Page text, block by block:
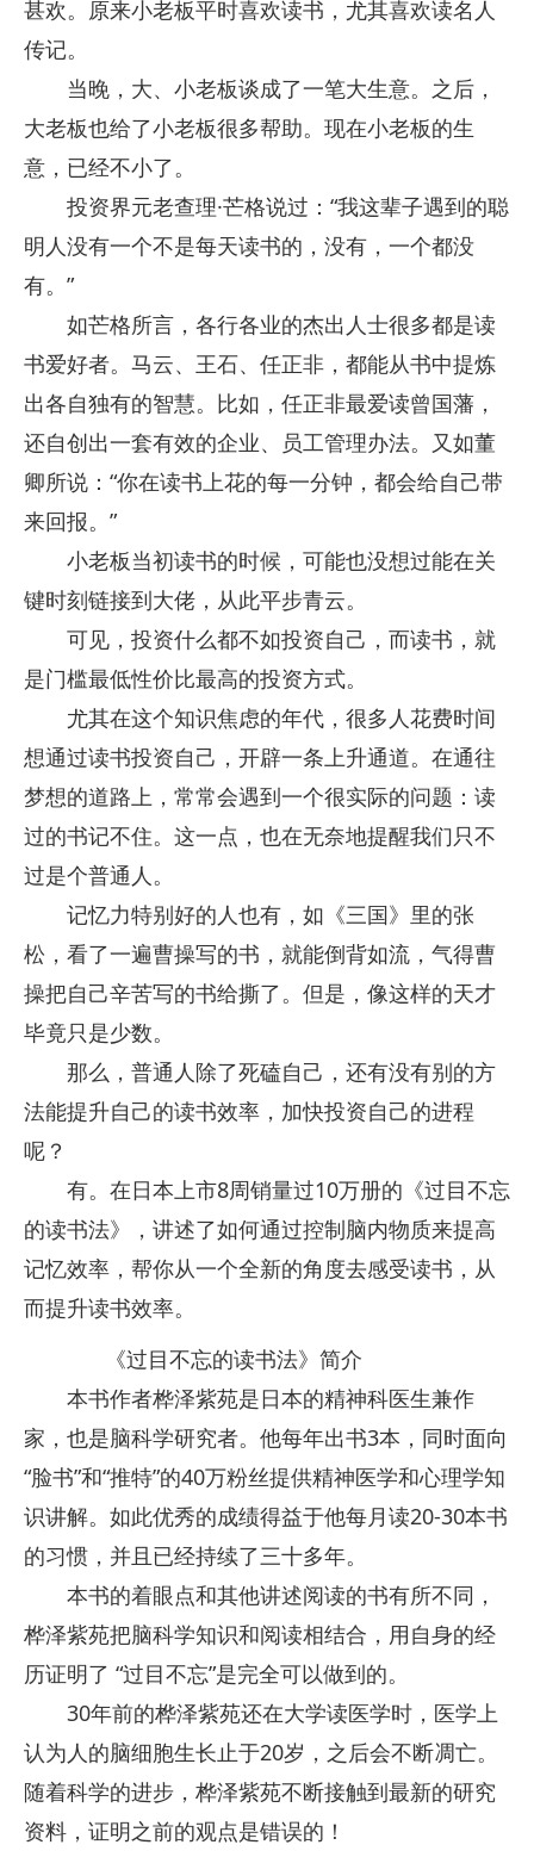
甚欢。原来小老板平时喜欢读书，尤其喜欢读名人
传记。
当晚，大、小老板谈成了一笔大生意。之后，
大老板也给了小老板很多帮助。现在小老板的生
意，已经不小了。
投资界元老查理·芒格说过：“我这辈子遇到的聪
明人没有一个不是每天读书的，没有，一个都没
有。”
如芒格所言，各行各业的杰出人士很多都是读
书爱好者。马云、王石、任正非，都能从书中提炼
出各自独有的智慧。比如，任正非最爱读曾国藩，
还自创出一套有效的企业、员工管理办法。又如董
卿所说：“你在读书上花的每一分钟，都会给自己带
来回报。”
小老板当初读书的时候，可能也没想过能在关
键时刻链接到大佬，从此平步青云。
可见，投资什么都不如投资自己，而读书，就
是门槛最低性价比最高的投资方式。
尤其在这个知识焦虑的年代，很多人花费时间
想通过读书投资自己，开辟一条上升通道。在通往
梦想的道路上，常常会遇到一个很实际的问题：读
过的书记不住。这一点，也在无奈地提醒我们只不
过是个普通人。
记忆力特别好的人也有，如《三国》里的张
松，看了一遍曹操写的书，就能倒背如流，气得曹
操把自己辛苦写的书给撕了。但是，像这样的天才
毕竟只是少数。
那么，普通人除了死磕自己，还有没有别的方
法能提升自己的读书效率，加快投资自己的进程
呢？
有。在日本上市8周销量过10万册的《过目不忘
的读书法》，讲述了如何通过控制脑内物质来提高
记忆效率，帮你从一个全新的角度去感受读书，从
而提升读书效率。
《过目不忘的读书法》简介
本书作者桦泽紫苑是日本的精神科医生兼作
家，也是脑科学研究者。他每年出书3本，同时面向
“脸书”和“推特”的40万粉丝提供精神医学和心理学知
识讲解。如此优秀的成绩得益于他每月读20-30本书
的习惯，并且已经持续了三十多年。
本书的着眼点和其他讲述阅读的书有所不同，
桦泽紫苑把脑科学知识和阅读相结合，用自身的经
历证明了 “过目不忘”是完全可以做到的。
30年前的桦泽紫苑还在大学读医学时，医学上
认为人的脑细胞生长止于20岁，之后会不断凋亡。
随着科学的进步，桦泽紫苑不断接触到最新的研究
资料，证明之前的观点是错误的！